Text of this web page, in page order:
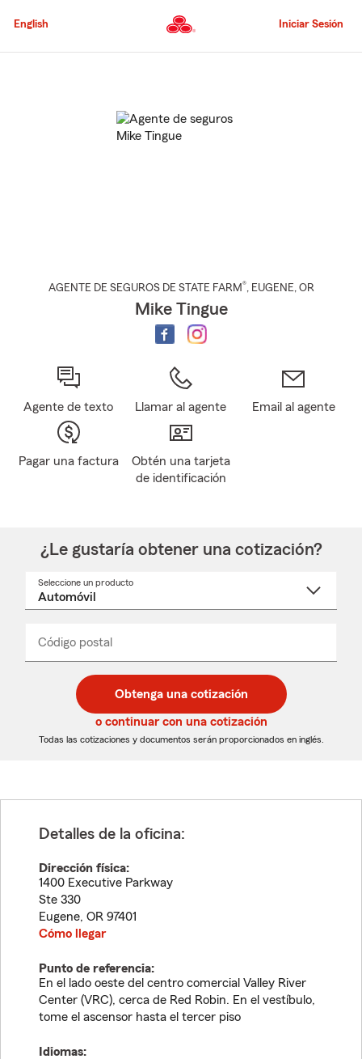
al
principal
English Iniciar Sesión
AGENTE DE SEGUROS DE STATE FARM®, EUGENE, OR
Mike Tingue
Agente de texto Llamar al agente Email al agente
Pagar una factura
Obtén una tarjeta
de identificación
¿Le gustaría obtener una cotización?
Seleccione un producto
desplegable
Código postal
de
5
dígitos
de
5
dígitos
_____
Obtenga una cotización
o continuar con una cotización
Todas las cotizaciones y documentos serán proporcionados en inglés.
Detalles de la oficina:
Dirección física:
1400 Executive Parkway
Ste 330
Eugene, OR 97401
Cómo llegar
Punto de referencia:
En el lado oeste del centro comercial Valley River
Center (VRC), cerca de Red Robin. En el vestíbulo,
tome el ascensor hasta el tercer piso
Idiomas: